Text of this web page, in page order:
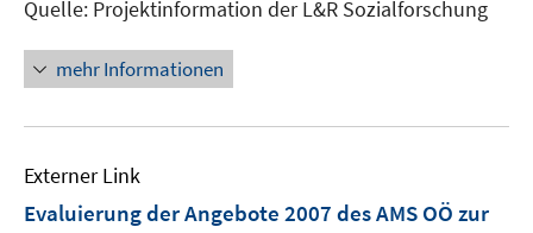
Quelle: Projektinformation der L&R Sozialforschung
mehr Informationen
Externer Link
Evaluierung der Angebote 2007 des AMS OÖ zur